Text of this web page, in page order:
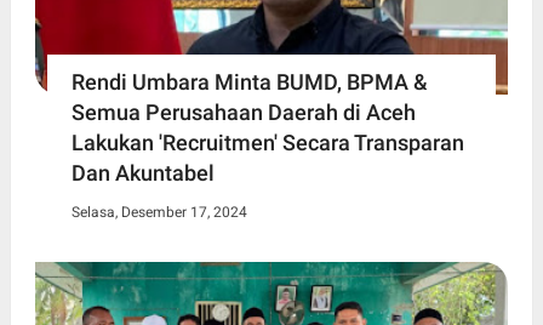
Rendi Umbara Minta BUMD, BPMA &
Semua Perusahaan Daerah di Aceh
Lakukan 'Recruitmen' Secara Transparan
Dan Akuntabel
Selasa, Desember 17, 2024